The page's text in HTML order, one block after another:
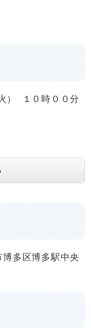
） １０時００分
多区博多駅中央